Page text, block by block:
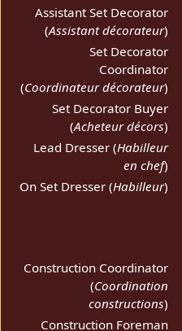
Assistant Set Decorator
(Assistant décorateur)
Set Decorator
Coordinator
(Coordinateur décorateur)
Set Decorator Buyer
(Acheteur décors)
Lead Dresser (Habilleur
en chef)
On Set Dresser (Habilleur)
Construction Coordinator
(Coordination
constructions)
Construction Foreman